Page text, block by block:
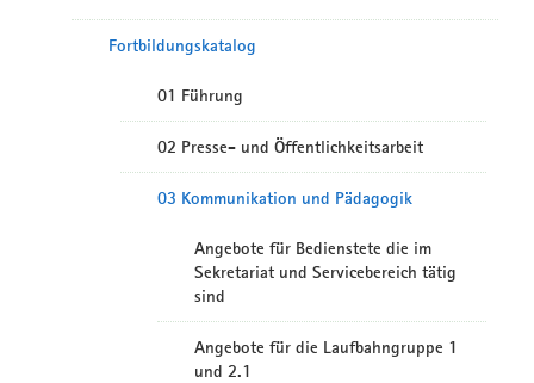
Fortbildungskatalog
01 Führung
02 Presse- und Öffentlichkeitsarbeit
03 Kommunikation und Pädagogik
Angebote für Bedienstete die im
Sekretariat und Servicebereich tätig
sind
Angebote für die Laufbahngruppe 1
und 2.1